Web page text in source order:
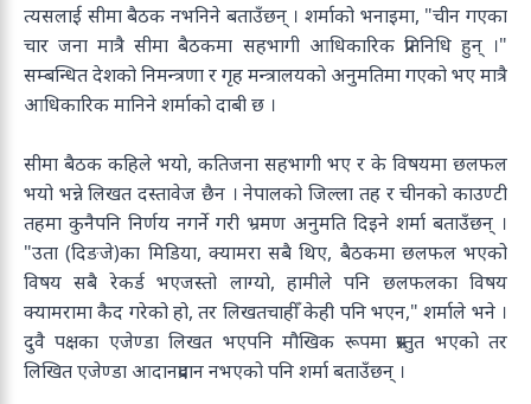
त्यसलाई सीमा बैठक नभनिने बताउँछन् । शर्माको भनाइमा, "चीन गएका
चार जना मात्रै सीमा बैठकमा सहभागी आधिकारिक प्रतिनिधि हुन् ।"
सम्बन्धित देशको निमन्त्रणा र गृह मन्त्रालयको अनुमतिमा गएको भए मात्रै
आधिकारिक मानिने शर्माको दाबी छ ।
सीमा बैठक कहिले भयो, कतिजना सहभागी भए र के विषयमा छलफल
भयो भन्ने लिखत दस्तावेज छैन । नेपालको जिल्ला तह र चीनको काउण्टी
तहमा कुनैपनि निर्णय नगर्ने गरी भ्रमण अनुमति दिइने शर्मा बताउँछन् ।
"उता (दिङजे)का मिडिया, क्यामरा सबै थिए, बैठकमा छलफल भएको
विषय सबै रेकर्ड भएजस्तो लाग्यो, हामीले पनि छलफलका विषय
क्यामरामा कैद गरेको हो, तर लिखतचाहीँ केही पनि भएन," शर्माले भने ।
दुवै पक्षका एजेण्डा लिखत भएपनि मौखिक रूपमा प्रस्तुत भएको तर
लिखित एजेण्डा आदानप्रदान नभएको पनि शर्मा बताउँछन् ।